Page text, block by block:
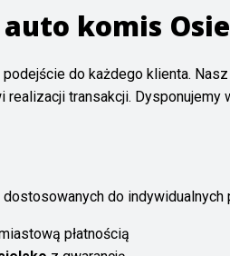
auto komis
do każdego klienta. Nasz
transakcji. Dysponujemy
do indywidualnych
płatnością